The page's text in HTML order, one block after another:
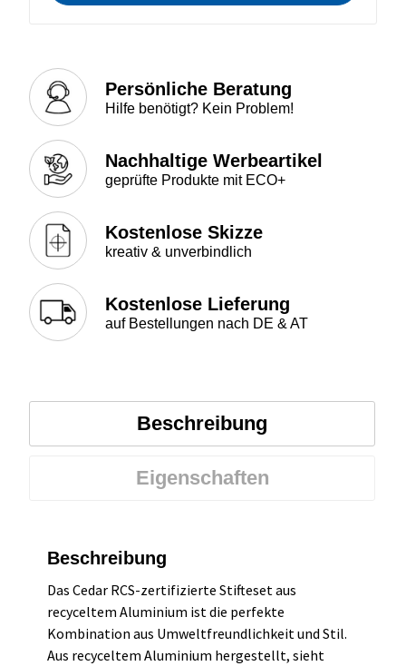
Persönliche Beratung
Hilfe benötigt? Kein Problem!
Nachhaltige Werbeartikel
geprüfte Produkte mit ECO+
Kostenlose Skizze
kreativ & unverbindlich
Kostenlose Lieferung
auf Bestellungen nach DE & AT
Beschreibung
Eigenschaften
Beschreibung
Das Cedar RCS-zertifizierte Stifteset aus
recyceltem Aluminium ist die perfekte
Kombination aus Umweltfreundlichkeit und Stil.
Aus recyceltem Aluminium hergestellt, sieht